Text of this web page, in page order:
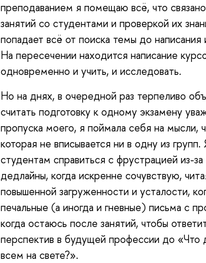
преподаванием я помещаю всё, что
занятий со студентами и проверкой их
попадает всё от поиска темы до написания
На пересечении находится написание
одновременно и учить, и исследовать.
Но на днях, в очередной раз терпеливо
считать подготовку к одному экзамену
пропуска моего, я поймала себя на
которая не вписывается ни в одну из
студентам справиться с фрустрацией из-
дедлайны, когда искренне сочувствую,
повышенной загруженности и усталости,
печальные (а иногда и гневные) письма с
когда остаюсь после занятий, чтобы
перспектив в будущей профессии до «Что
всем на свете?».